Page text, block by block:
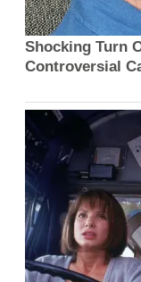
Shocking Turn
Controversial